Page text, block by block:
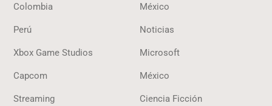
Colombia México
Perú Noticias
Xbox Game Studios Microsoft
Capcom México
Streaming Ciencia Ficción